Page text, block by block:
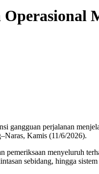
gangguan perjalanan
Kamis (11/6/2026).
pemeriksaan menyeluruh
sebidang, hingga